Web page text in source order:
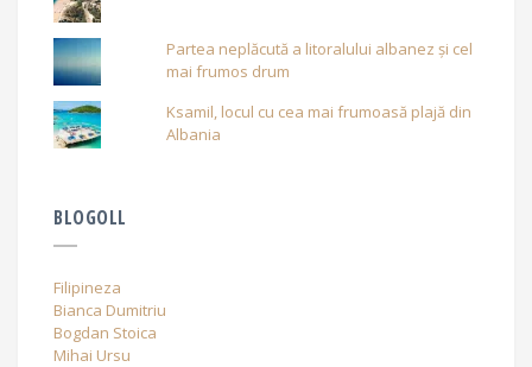
Partea neplăcută a litoralului albanez și cel
mai frumos drum
Ksamil, locul cu cea mai frumoasă plajă din
Albania
BLOGOLL
Filipineza
Bianca Dumitriu
Bogdan Stoica
Mihai Ursu